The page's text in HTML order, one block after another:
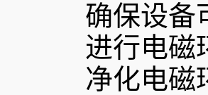
确保设备
进行电磁
净化电磁